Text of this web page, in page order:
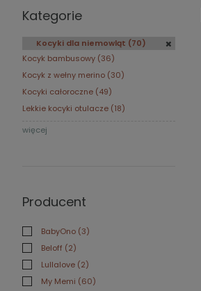
Kategorie
Kocyki dla niemowląt (70)
Kocyk bambusowy (36)
Kocyk z wełny merino (30)
Kocyki całoroczne (49)
Lekkie kocyki otulacze (18)
więcej
Producent
BabyOno (3)
Beloff (2)
Lullalove (2)
My Memi (60)